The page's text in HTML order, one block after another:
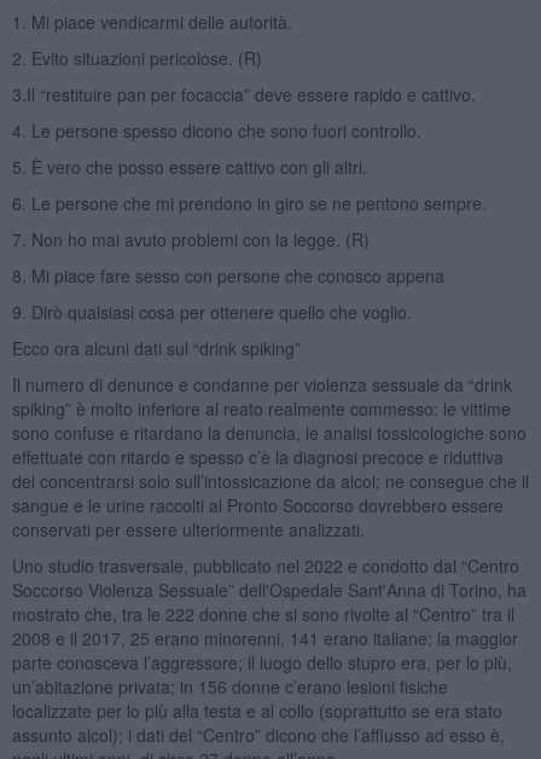
1. Mi piace vendicarmi delle autorità.
2. Evito situazioni pericolose. (R)
3.Il “restituire pan per focaccia” deve essere rapido e cattivo.
4. Le persone spesso dicono che sono fuori controllo.
5. È vero che posso essere cattivo con gli altri.
6. Le persone che mi prendono in giro se ne pentono sempre.
7. Non ho mai avuto problemi con la legge. (R)
8. Mi piace fare sesso con persone che conosco appena
9. Dirò qualsiasi cosa per ottenere quello che voglio.
Ecco ora alcuni dati sul “drink spiking”
Il numero di denunce e condanne per violenza sessuale da “drink
spiking” è molto inferiore al reato realmente commesso: le vittime
sono confuse e ritardano la denuncia, le analisi tossicologiche sono
effettuate con ritardo e spesso c’è la diagnosi precoce e riduttiva
del concentrarsi solo sull’intossicazione da alcol; ne consegue che il
sangue e le urine raccolti al Pronto Soccorso dovrebbero essere
conservati per essere ulteriormente analizzati.
Uno studio trasversale, pubblicato nel 2022 e condotto dal “Centro
Soccorso Violenza Sessuale” dell'Ospedale Sant'Anna di Torino, ha
mostrato che, tra le 222 donne che si sono rivolte al “Centro” tra il
2008 e il 2017, 25 erano minorenni, 141 erano italiane; la maggior
parte conosceva l’aggressore; il luogo dello stupro era, per lo più,
un’abitazione privata; in 156 donne c’erano lesioni fisiche
localizzate per lo più alla testa e al collo (soprattutto se era stato
assunto alcol); i dati del “Centro” dicono che l’afflusso ad esso è,